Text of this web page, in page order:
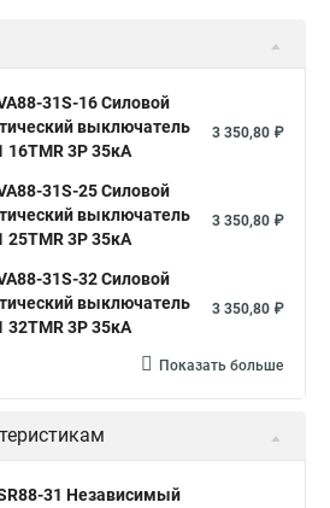
31S-16 Силовой
выключатель
16TMR 3P 35кА
3 350,80 ₽
31S-25 Силовой
выключатель
25TMR 3P 35кА
3 350,80 ₽
31S-32 Силовой
выключатель
32TMR 3P 35кА
3 350,80 ₽
Показать больше
31 Независимый